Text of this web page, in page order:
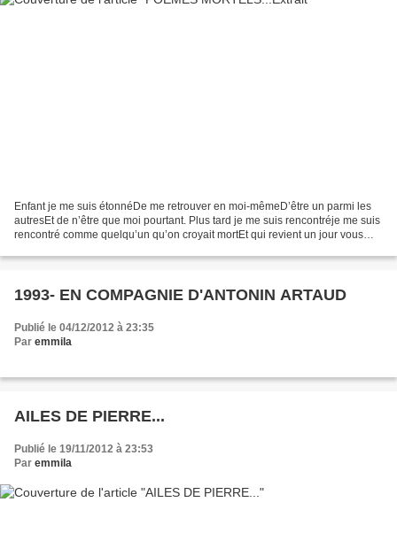
Enfant je me suis étonnéDe me retrouver en moi-mêmeD’être un parmi les
autresEt de n’être que moi pourtant. Plus tard je me suis rencontréje me suis
rencontré comme quelqu’un qu’on croyait mortEt qui revient un jour vous
1993- EN COMPAGNIE D'ANTONIN ARTAUD
Publié le 04/12/2012 à 23:35
Par emmila
AILES DE PIERRE...
Publié le 19/11/2012 à 23:53
Par emmila